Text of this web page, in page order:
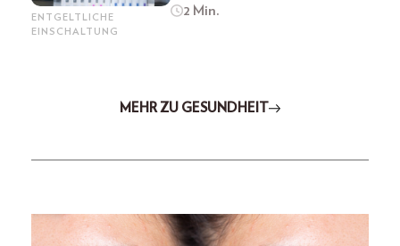
ENTGELTLICHE
EINSCHALTUNG
2 Min.
MEHR ZU GESUNDHEIT